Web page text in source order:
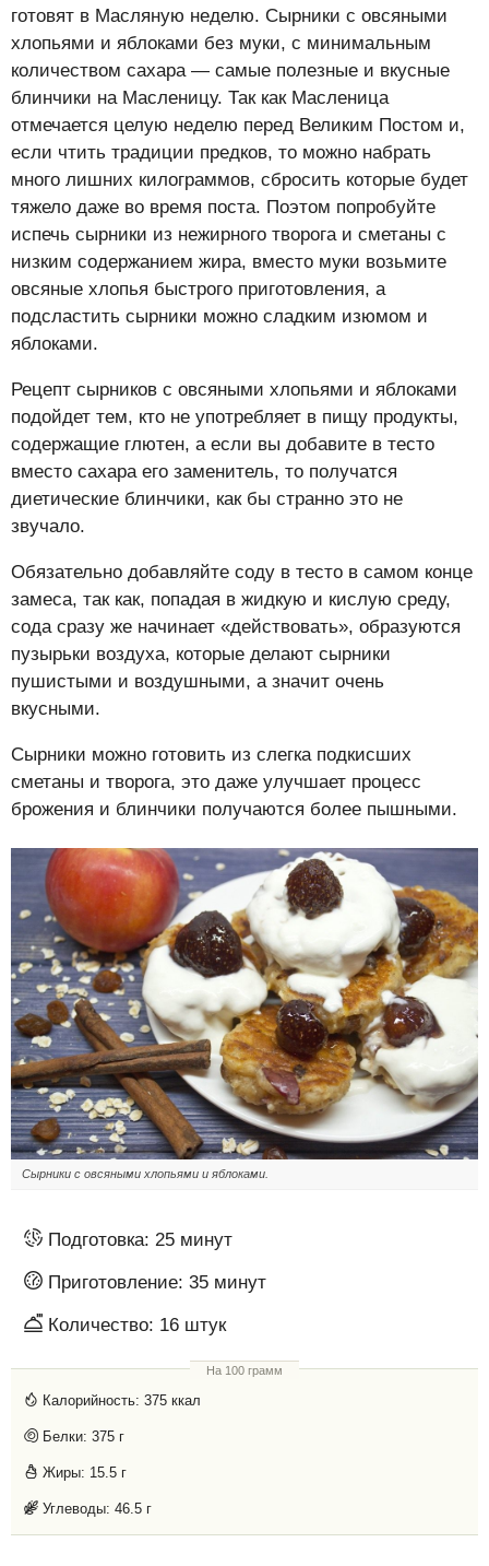
готовят в Масляную неделю. Сырники с овсяными
хлопьями и яблоками без муки, с минимальным
количеством сахара — самые полезные и вкусные
блинчики на Масленицу. Так как Масленица
отмечается целую неделю перед Великим Постом и,
если чтить традиции предков, то можно набрать
много лишних килограммов, сбросить которые будет
тяжело даже во время поста. Поэтом попробуйте
испечь сырники из нежирного творога и сметаны с
низким содержанием жира, вместо муки возьмите
овсяные хлопья быстрого приготовления, а
подсластить сырники можно сладким изюмом и
яблоками.
Рецепт сырников с овсяными хлопьями и яблоками
подойдет тем, кто не употребляет в пищу продукты,
содержащие глютен, а если вы добавите в тесто
вместо сахара его заменитель, то получатся
диетические блинчики, как бы странно это не
звучало.
Обязательно добавляйте соду в тесто в самом конце
замеса, так как, попадая в жидкую и кислую среду,
сода сразу же начинает «действовать», образуются
пузырьки воздуха, которые делают сырники
пушистыми и воздушными, а значит очень
вкусными.
Сырники можно готовить из слегка подкисших
сметаны и творога, это даже улучшает процесс
брожения и блинчики получаются более пышными.
Сырники с овсяными хлопьями и яблоками.
Подготовка: 25 минут
Приготовление: 35 минут
Количество: 16 штук
На 100 грамм
Калорийность: 375 ккал
Белки: 375 г
Жиры: 15.5 г
Углеводы: 46.5 г